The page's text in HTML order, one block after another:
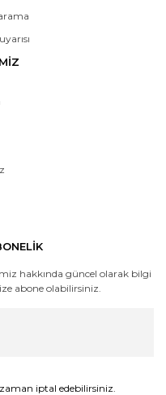
hakkında güncel olarak bilgi
abone olabilirsiniz.
iptal edebilirsiniz.